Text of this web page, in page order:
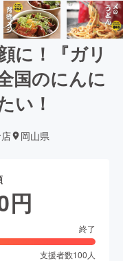
に！『ガリ
国のにんに
い！
岡山県
円
終了
支援者数100 人